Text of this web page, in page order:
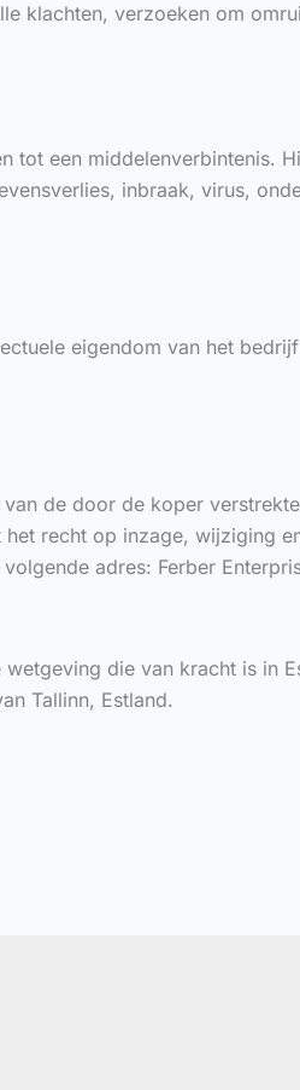
klachten, verzoeken om
een middelenverbintenis.
inbraak, virus,
eigendom van het
de door de koper
recht op inzage, wijziging
adres: Ferber
die van kracht is in
Tallinn, Estland.